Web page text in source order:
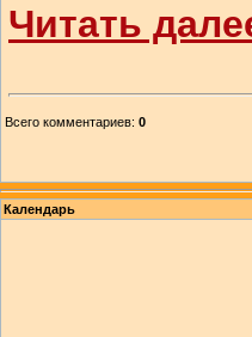
Читать
Всего комментариев: 0
Календарь